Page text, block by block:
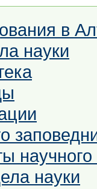
в
науки
научного
науки